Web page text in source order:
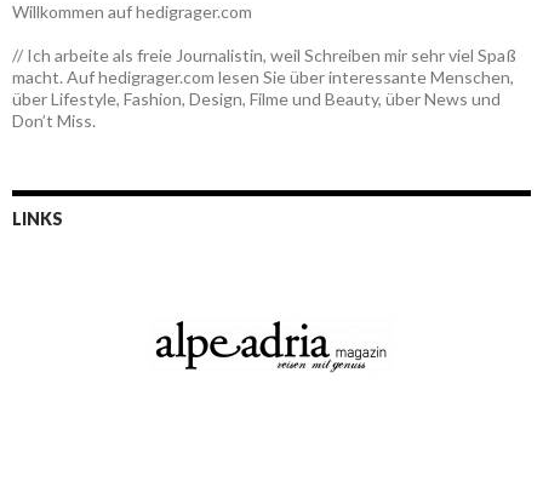
Willkommen auf hedigrager.com
// Ich arbeite als freie Journalistin, weil Schreiben mir sehr viel Spaß
macht. Auf hedigrager.com lesen Sie über interessante Menschen,
über Lifestyle, Fashion, Design, Filme und Beauty, über News und
Don’t Miss.
LINKS